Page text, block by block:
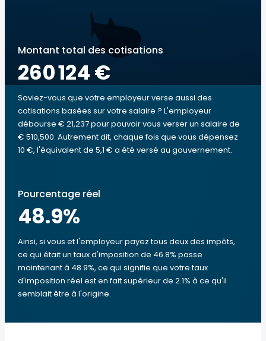
Montant total des cotisations
260 124 €
Saviez-vous que votre employeur verse aussi des
cotisations basées sur votre salaire ? L'employeur
débourse € 21,237 pour pouvoir vous verser un salaire de
€ 510,500. Autrement dit, chaque fois que vous dépensez
10 €, l'équivalent de 5,1 € a été versé au gouvernement.
Pourcentage réel
48.9%
Ainsi, si vous et l'employeur payez tous deux des impôts,
ce qui était un taux d'imposition de 46.8% passe
maintenant à 48.9%, ce qui signifie que votre taux
d'imposition réel est en fait supérieur de 2.1% à ce qu'il
semblait être à l'origine.